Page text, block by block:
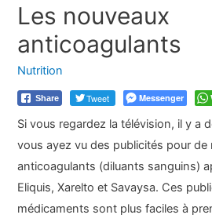
Les nouveaux
anticoagulants
Nutrition
Share Tweet Messenger
Si vous regardez la télévision, il y a
vous ayez vu des publicités pour de
anticoagulants (diluants sanguins)
Eliquis, Xarelto et Savaysa. Ces
médicaments sont plus faciles à